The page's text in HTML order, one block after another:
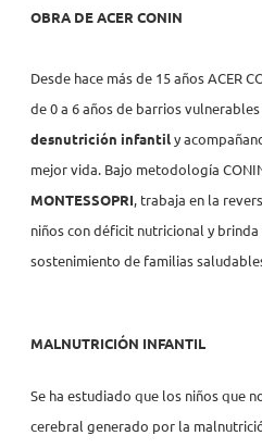
Proyectos
OBRA DE ACER CONIN
Desde hace más de 15 años ACER
de 0 a 6 años de barrios vulnerables
desnutrición infantil y
mejor vida. Bajo metodología
MONTESSOPRI, trabaja en la
niños con déficit nutricional y
sostenimiento de familias
MALNUTRICIÓN INFANTIL
Se ha estudiado que los niños que
cerebral generado por la